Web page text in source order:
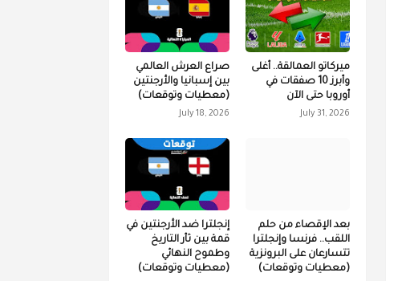
ميركاتو العمالقة.. أغلى
وأبرز 10 صفقات في
أوروبا حتى الآن
July 31, 2026
صراع العرش العالمي
بين إسبانيا والأرجنتين
(معطيات وتوقعات)
July 18, 2026
بعد الإقصاء من حلم
اللقب.. فرنسا وإنجلترا
تتسارعان على البرونزية
(معطيات وتوقعات)
إنجلترا ضد الأرجنتين في
قمة بين ثأر التاريخ
وطموح النهائي
(معطيات وتوقعات)